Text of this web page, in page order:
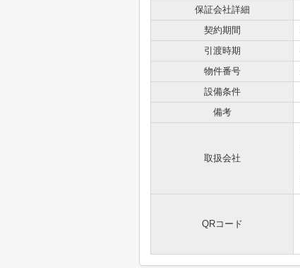
保証会社詳細
契約期間
引渡時期
物件番号
設備条件
備考
取扱会社
QRコード